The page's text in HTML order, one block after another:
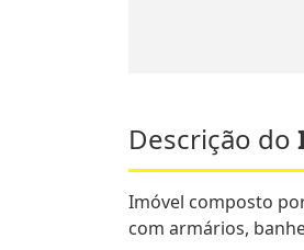
Descrição do
Imóvel composto
com armários,